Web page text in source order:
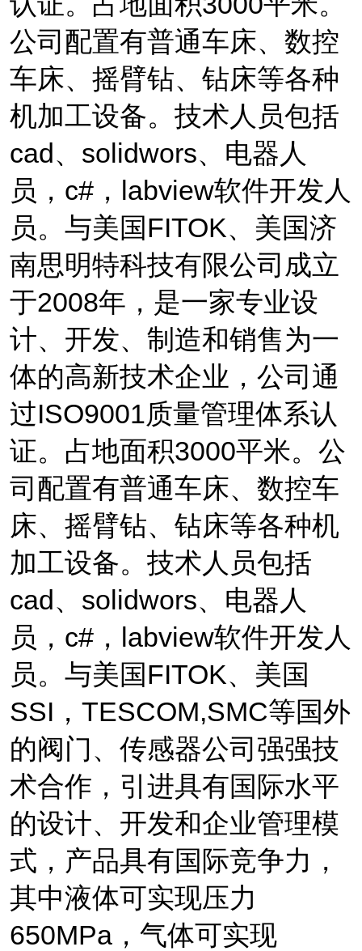
公司配置有普通车床、数控
车床、摇臂钻、钻床等各种
机加工设备。技术人员包括
cad、 solidwors、电器人
员， c# ， labview软件开发人
员。与美国FITOK、美国济
南思明特科技有限公司成立
于2008年，是一家专业设
计、开发、制造和销售为一
体的高新技术企业，公司通
过ISO9001质量管理体系认
证。占地面积3000平米。公
司配置有普通车床、数控车
床、摇臂钻、钻床等各种机
加工设备。技术人员包括
cad、 solidwors、电器人
员， c# ， labview软件开发人
员。与美国FITOK、美国
SSI ，TESCOM,SMC等国外
的阀门、传感器公司强强技
术合作，引进具有国际水平
的设计、开发和企业管理模
式，产品具有国际竞争力，
其中液体可实现压力
650MPa ，气体可实现